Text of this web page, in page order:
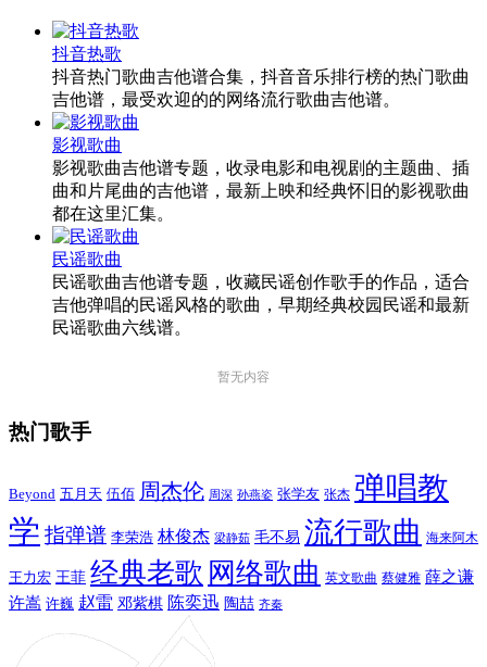
抖音热歌
抖音热门歌曲吉他谱合集，抖音音乐排行榜的热门歌曲
吉他谱，最受欢迎的的网络流行歌曲吉他谱。
影视歌曲
影视歌曲吉他谱专题，收录电影和电视剧的主题曲、插
曲和片尾曲的吉他谱，最新上映和经典怀旧的影视歌曲
都在这里汇集。
民谣歌曲
民谣歌曲吉他谱专题，收藏民谣创作歌手的作品，适合
吉他弹唱的民谣风格的歌曲，早期经典校园民谣和最新
民谣歌曲六线谱。
暂无内容
热门歌手
Beyond 五月天 伍佰 周杰伦 周深 孙燕姿 张学友 张杰 弹唱教
学 指弹谱 李荣浩 林俊杰 梁静茹 毛不易 流行歌曲 海来阿木
王力宏 王菲 经典老歌 网络歌曲 英文歌曲 蔡健雅 薛之谦
许嵩 许巍 赵雷 邓紫棋 陈奕迅 陶喆 齐秦